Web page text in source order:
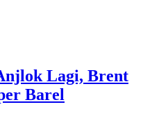
Lagi, Brent
Barel